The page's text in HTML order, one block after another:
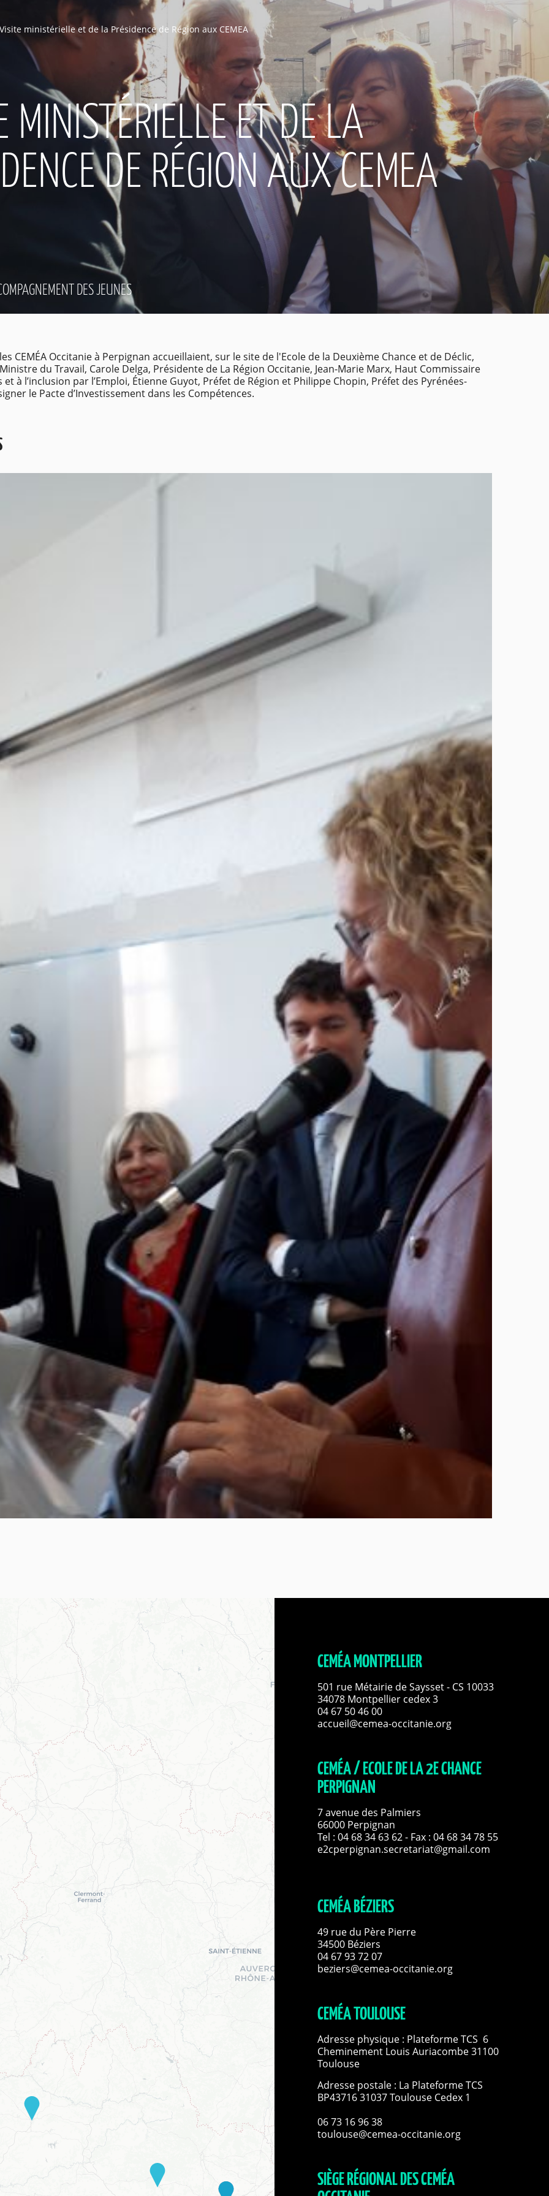
Visite ministérielle et de la Présidence de Région aux CEMEA
MINISTÉRIELLE ET DE LA
DE RÉGION AUX CEMEA
DES JEUNES
CEMÉA Occitanie à Perpignan accueillaient, sur le site de l'Ecole de la Deuxième Chance et de Déclic,
du Travail, Carole Delga, Présidente de La Région Occitanie, Jean-Marie Marx, Haut Commissaire
et à l’inclusion par l’Emploi, Étienne Guyot, Préfet de Région et Philippe Chopin, Préfet des Pyrénées-
le Pacte d’Investissement dans les Compétences.
CEMÉA MONTPELLIER
501 rue Métairie de Saysset - CS 10033
34078 Montpellier cedex 3
04 67 50 46 00
accueil@cemea-occitanie.org
CEMÉA / ECOLE DE LA 2E CHANCE
PERPIGNAN
7 avenue des Palmiers
66000 Perpignan
Tel : 04 68 34 63 62- Fax : 04 68 34 78 55
e2cperpignan.secretariat@gmail.com
CEMÉA BÉZIERS
49 rue du Père Pierre
34500 Béziers
04 67 93 72 07
beziers@cemea-occitanie.org
CEMÉA TOULOUSE
Adresse physique : Plateforme TCS 6
Cheminement Louis Auriacombe 31100
Toulouse
Adresse postale : La Plateforme TCS
BP43716 31037 Toulouse Cedex 1
06 73 16 96 38
toulouse@cemea-occitanie.org
SIÈGE RÉGIONAL DES CEMÉA